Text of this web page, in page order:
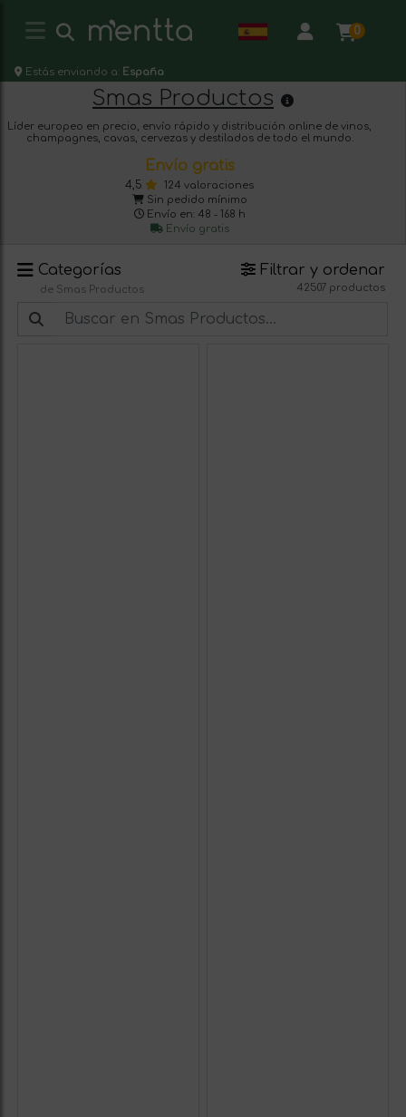
0
Estás enviando a: España
Smas Productos
Líder europeo en precio, envío rápido y distribución online de vinos,
champagnes, cavas, cervezas y destilados de todo el mundo.
Envío gratis
4,5
124 valoraciones
Sin pedido mínimo
Envío en: 48 - 168 h
Envío gratis
Categorías
de Smas Productos
Filtrar y ordenar
42507 productos